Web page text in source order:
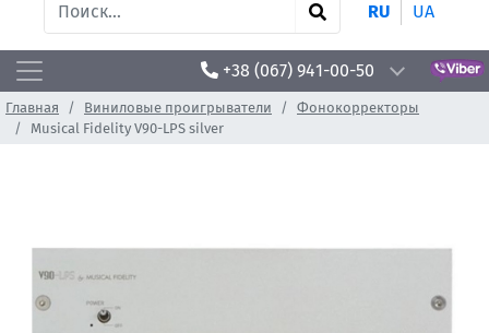
RU UA
+38 (067) 941-00-50
Главная Виниловые проигрыватели
Фонокорректоры
Musical Fidelity V90-LPS silver